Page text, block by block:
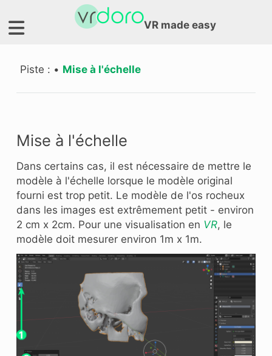
VR made easy
Piste : • Mise à l'échelle
Mise à l'échelle
Dans certains cas, il est nécessaire de mettre le
modèle à l'échelle lorsque le modèle original
fourni est trop petit. Le modèle de l'os rocheux
dans les images est extrêmement petit - environ
2 cm x 2cm. Pour une visualisation en VR, le
modèle doit mesurer environ 1m x 1m.